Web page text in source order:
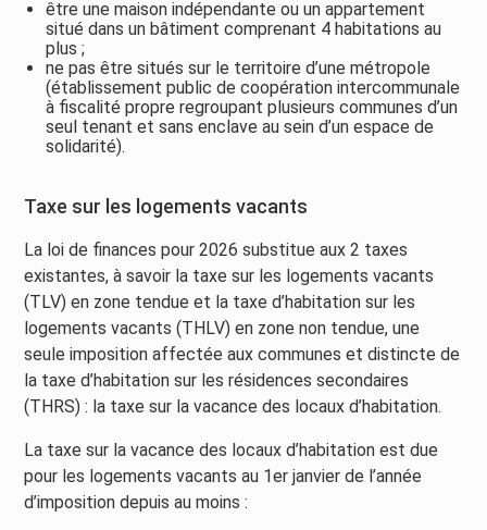
être une maison indépendante ou un appartement
situé dans un bâtiment comprenant 4 habitations au
plus ;
ne pas être situés sur le territoire d’une métropole
(établissement public de coopération intercommunale
à fiscalité propre regroupant plusieurs communes d’un
seul tenant et sans enclave au sein d’un espace de
solidarité).
Taxe sur les logements vacants
La loi de finances pour 2026 substitue aux 2 taxes
existantes, à savoir la taxe sur les logements vacants
(TLV) en zone tendue et la taxe d’habitation sur les
logements vacants (THLV) en zone non tendue, une
seule imposition affectée aux communes et distincte de
la taxe d’habitation sur les résidences secondaires
(THRS) : la taxe sur la vacance des locaux d’habitation.
La taxe sur la vacance des locaux d’habitation est due
pour les logements vacants au 1er janvier de l’année
d’imposition depuis au moins :